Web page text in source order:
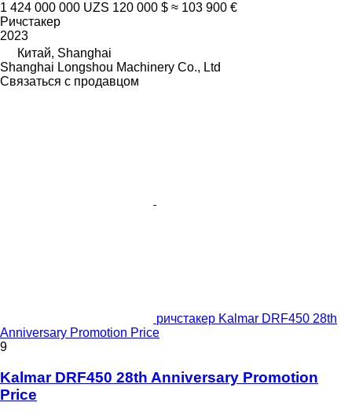
1 424 000 000 UZS 120 000 $ ≈ 103 900 €
Ричстакер
2023
Китай, Shanghai
Shanghai Longshou Machinery Co., Ltd
Связаться с продавцом
ричстакер Kalmar DRF450 28th
Anniversary Promotion Price
9
Kalmar DRF450 28th Anniversary Promotion
Price